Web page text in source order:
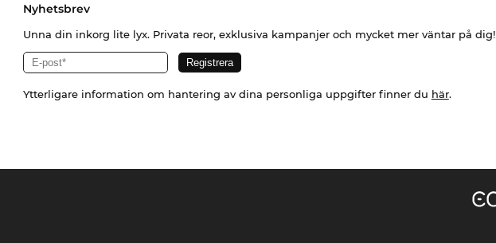
Nyhetsbrev
Unna din inkorg lite lyx. Privata reor, exklusiva kampanjer och mycket mer väntar på dig!
Ytterligare information om hantering av dina personliga uppgifter finner du här.